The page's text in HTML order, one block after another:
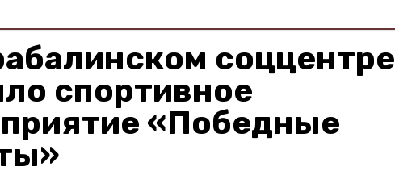
соццентре
спортивное
«Победные